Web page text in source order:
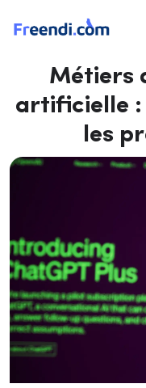
Métiers
artificielle :
les